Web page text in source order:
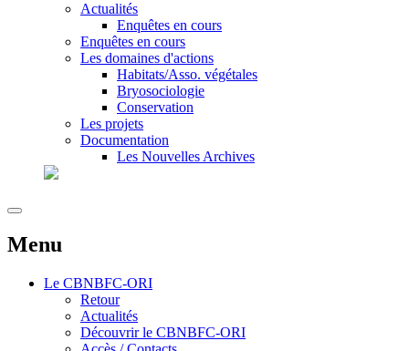
Actualités
Enquêtes en cours
Enquêtes en cours
Les domaines d'actions
Habitats/Asso. végétales
Bryosociologie
Conservation
Les projets
Documentation
Les Nouvelles Archives
Menu
Le CBNBFC-ORI
Retour
Actualités
Découvrir le CBNBFC-ORI